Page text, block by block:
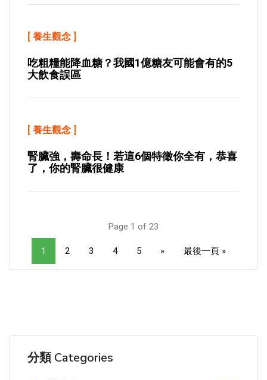
[ 養生觀念 ]
吃粗糧能降血糖？我國1億糖友可能會有的5
大飲食誤區
[ 養生觀念 ]
腎臟強，壽命長！若這6個特徵你全有，恭喜
了，你的腎臟很健康
Page 1 of 23
1 2 3 4 5 » 最後一頁 »
分類 Categories